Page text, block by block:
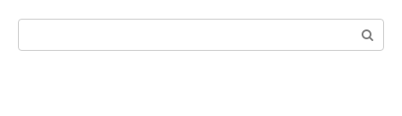
Поиск: